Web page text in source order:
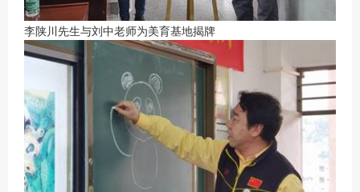
李陕川先生与刘中老师为美育基地揭牌